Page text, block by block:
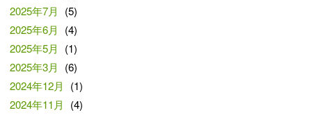
2025年7月
(5)
2025年6月
(4)
2025年5月
(1)
2025年3月
(6)
2024年12月
(1)
2024年11月
(4)